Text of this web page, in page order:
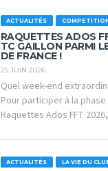
ACTUALITÉS
RAQUETTES ADOS
TC GAILLON PARMI
DE FRANCE !
25 JUIN 2026
Quel week-end
Pour participer à la
Raquettes Ados FFT
ACTUALITÉS LA VIE DU